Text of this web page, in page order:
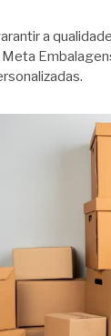
a